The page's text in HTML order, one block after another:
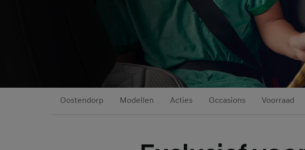
Oostendorp Modellen Acties Occasions Voorraad